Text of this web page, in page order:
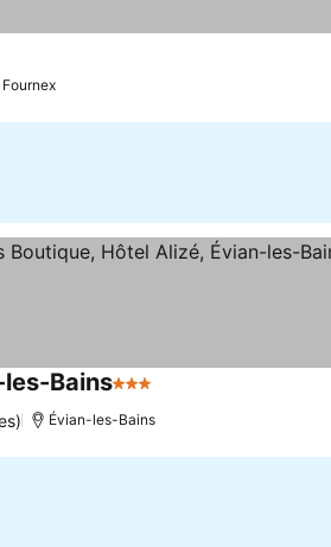
Fournex
Bains3 Estrellas
Évian-les-Bains